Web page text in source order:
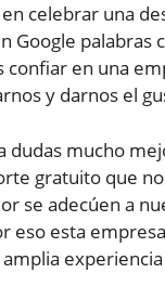
celebrar una
Google palabras
confiar en una
y darnos el
dudas mucho
gratuito que
se adecúen a
eso esta